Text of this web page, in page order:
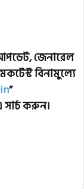
জেনারেল
বিনামুল্যে
”
করুন।